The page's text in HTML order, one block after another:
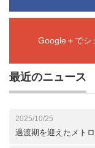
Google＋でシ
最近のニュース
2025/10/25
過渡期を迎えたメト